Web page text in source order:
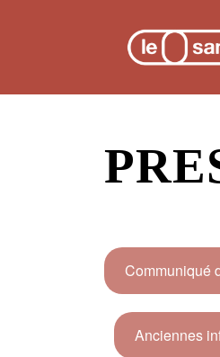
Communiqué
Anciennes